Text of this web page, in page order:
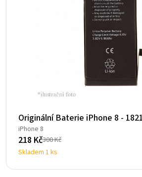
Originální Baterie iPhone 8 -
iPhone 8
300Kč
Původní
cena
byla:
218 Kč
Aktuální
cena
je:
Skladem 1 ks